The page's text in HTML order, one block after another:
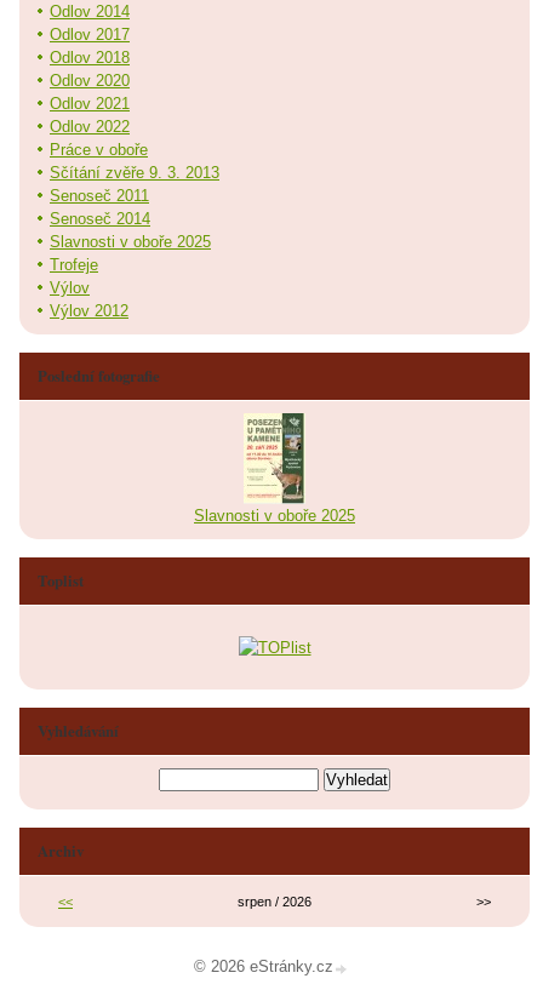
Odlov 2014
Odlov 2017
Odlov 2018
Odlov 2020
Odlov 2021
Odlov 2022
Práce v oboře
Sčítání zvěře 9. 3. 2013
Senoseč 2011
Senoseč 2014
Slavnosti v oboře 2025
Trofeje
Výlov
Výlov 2012
Poslední fotografie
Slavnosti v oboře 2025
Toplist
Vyhledávání
Archiv
<< srpen / 2026 >>
© 2026 eStránky.cz